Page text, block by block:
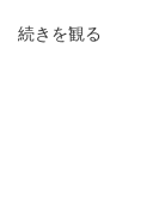
続きを観る